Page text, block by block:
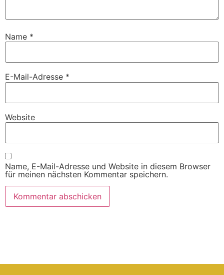
Name *
E-Mail-Adresse *
Website
Name, E-Mail-Adresse und Website in diesem Browser
für meinen nächsten Kommentar speichern.